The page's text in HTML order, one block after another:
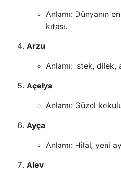
Anlamı: Dünyanın
kıtası.
Arzu
Anlamı: İstek, dilek,
Açelya
Anlamı: Güzel
Ayça
Anlamı: Hilal, yeni
Alev